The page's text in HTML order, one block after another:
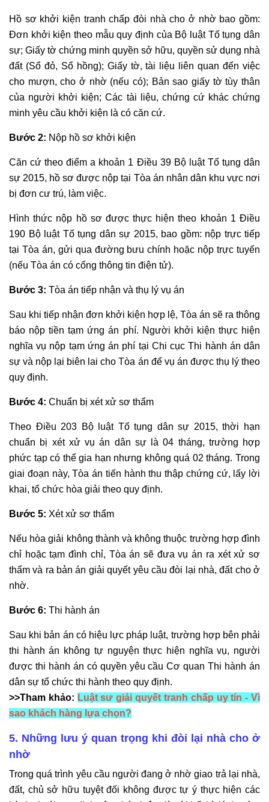
Hồ sơ khởi kiện tranh chấp đòi nhà cho ở nhờ bao gồm:
Đơn khởi kiện theo mẫu quy định của Bộ luật Tố tụng dân
sự; Giấy tờ chứng minh quyền sở hữu, quyền sử dụng nhà
đất (Sổ đỏ, Sổ hồng); Giấy tờ, tài liệu liên quan đến việc
cho mượn, cho ở nhờ (nếu có); Bản sao giấy tờ tùy thân
của người khởi kiện; Các tài liệu, chứng cứ khác chứng
minh yêu cầu khởi kiện là có căn cứ.
Bước 2: Nộp hồ sơ khởi kiện
Căn cứ theo điểm a khoản 1 Điều 39 Bộ luật Tố tụng dân
sự 2015, hồ sơ được nộp tại Tòa án nhân dân khu vực nơi
bị đơn cư trú, làm việc.
Hình thức nộp hồ sơ được thực hiện theo khoản 1 Điều
190 Bộ luật Tố tụng dân sự 2015, bao gồm: nộp trực tiếp
tại Tòa án, gửi qua đường bưu chính hoặc nộp trực tuyến
(nếu Tòa án có cổng thông tin điện tử).
Bước 3: Tòa án tiếp nhận và thụ lý vụ án
Sau khi tiếp nhận đơn khởi kiện hợp lệ, Tòa án sẽ ra thông
báo nộp tiền tạm ứng án phí. Người khởi kiện thực hiện
nghĩa vụ nộp tạm ứng án phí tại Chi cục Thi hành án dân
sự và nộp lại biên lai cho Tòa án để vụ án được thụ lý theo
quy định.
Bước 4: Chuẩn bị xét xử sơ thẩm
Theo Điều 203 Bộ luật Tố tụng dân sự 2015, thời hạn
chuẩn bị xét xử vụ án dân sự là 04 tháng, trường hợp
phức tạp có thể gia hạn nhưng không quá 02 tháng. Trong
giai đoạn này, Tòa án tiến hành thu thập chứng cứ, lấy lời
khai, tổ chức hòa giải theo quy định.
Bước 5: Xét xử sơ thẩm
Nếu hòa giải không thành và không thuộc trường hợp đình
chỉ hoặc tạm đình chỉ, Tòa án sẽ đưa vụ án ra xét xử sơ
thẩm và ra bản án giải quyết yêu cầu đòi lại nhà, đất cho ở
nhờ.
Bước 6: Thi hành án
Sau khi bản án có hiệu lực pháp luật, trường hợp bên phải
thi hành án không tự nguyện thực hiện nghĩa vụ, người
được thi hành án có quyền yêu cầu Cơ quan Thi hành án
dân sự tổ chức thi hành theo quy định.
>>Tham khảo: Luật sư giải quyết tranh chấp uy tín - Vì
sao khách hàng lựa chọn?
5. Những lưu ý quan trọng khi đòi lại nhà cho ở
nhờ
Trong quá trình yêu cầu người đang ở nhờ giao trả lại nhà,
đất, chủ sở hữu tuyệt đối không được tự ý thực hiện các